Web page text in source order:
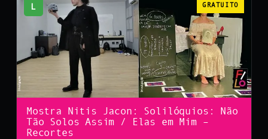
L GRATUITO
Mostra Nitis Jacon: Solilóquios: Não
Tão Solos Assim / Elas em Mim –
Recortes